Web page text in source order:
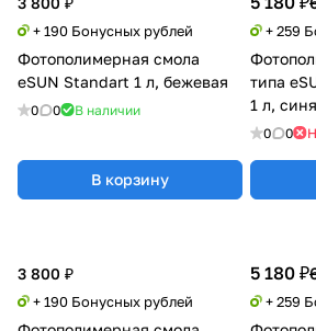
+ 190 Бонусных рублей
Фотополимерная смола
eSUN Standart 1 л, бежевая
0 0 В наличии
В корзину
+ 259
типа
1 л,
0 0
3 800 ₽
+ 190 Бонусных рублей
5 180 ₽
+ 259